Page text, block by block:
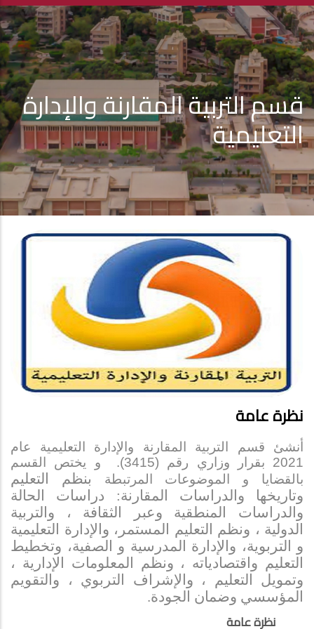
قسم التربية المقارنة والإدارة
التعليمية
نظرة عامة
أنشئ قسم التربية المقارنة والإدارة التعليمية عام
2021 بقرار وزاري رقم (3415). و يختص القسم
بالقضايا و الموضوعات المرتبطة بنظم التعليم
وتاريخها والدراسات المقارنة: دراسات الحالة
والدراسات المنطقية وعبر الثقافة ، والتربية
الدولية ، ونظم التعليم المستمر، والإدارة التعليمية
و التربوية، والإدارة المدرسية و الصفية، وتخطيط
التعليم واقتصادياته ، ونظم المعلومات الإدارية ،
وتمويل التعليم ، والإشراف التربوي ، والتقويم
المؤسسي وضمان الجودة.
نظرة عامة